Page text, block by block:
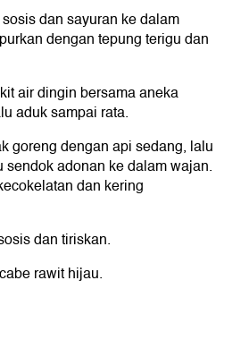
dan sayuran ke dalam
dengan tepung terigu dan
air dingin bersama aneka
aduk sampai rata.
goreng dengan api sedang, lalu
sendok adonan ke dalam wajan.
dan kering
dan tiriskan.
rawit hijau.